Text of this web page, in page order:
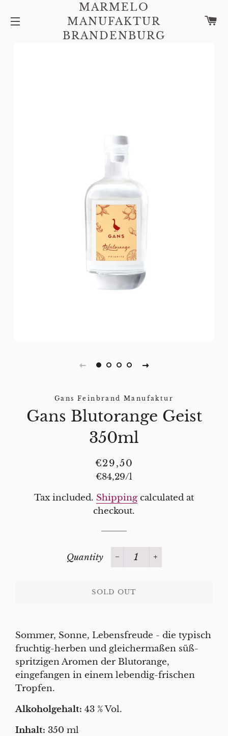
SITE NAVIGATION
MARMELO
MANUFAKTUR
BRANDENBURG
Gans Feinbrand Manufaktur
Gans Blutorange Geist
350ml
Regular
price
Sale
price
€29,50
Unit
€84,29/per
l
Tax included. Shippingcalculated at
checkout.
Quantity
−
+
SOLD OUT
Sommer, Sonne, Lebensfreude - die typisch
fruchtig-herben und gleichermaßen süß-
spritzigen Aromen der Blutorange,
eingefangen in einem lebendig-frischen
Tropfen.
Alkoholgehalt: 43 % Vol.
Inhalt: 350 ml